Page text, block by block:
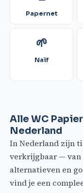
Papernet
🌱
Naïf
Alle WC
Nederland
In Nederland zijn
verkrijgbaar — van
alternatieven en
vind je een